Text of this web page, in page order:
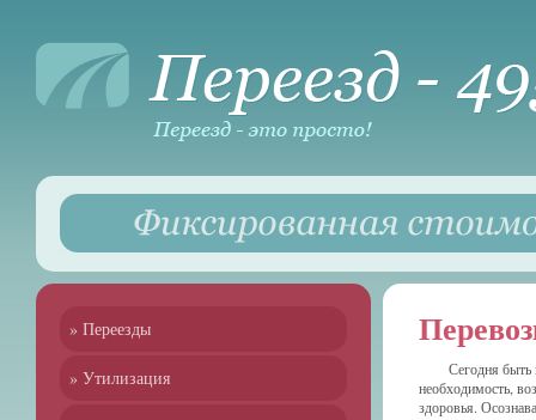
» Переезды
» Утилизация
Сегодня быть
необходимость,
здоровья.